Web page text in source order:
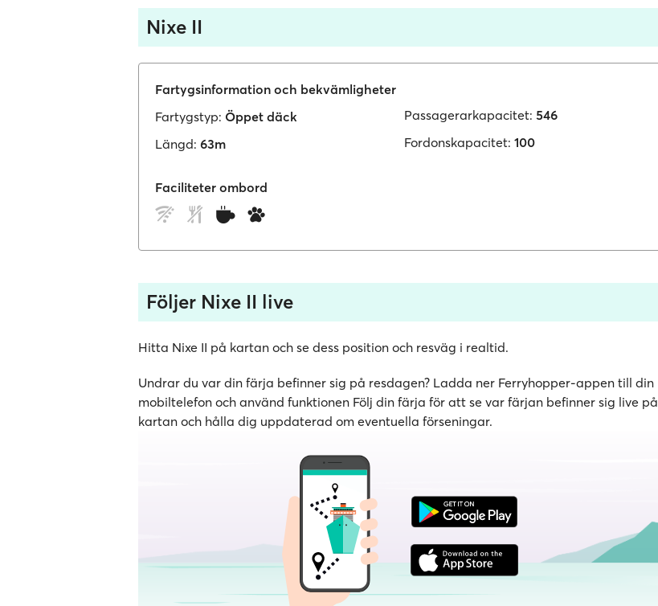
Nixe II
Fartygsinformation och bekvämligheter
Fartygstyp: Öppet däck
Längd: 63m
Passagerarkapacitet: 546
Fordonskapacitet: 100
Faciliteter ombord
Följer Nixe II live
Hitta Nixe II på kartan och se dess position och resväg i realtid.
Undrar du var din färja befinner sig på resdagen? Ladda ner Ferryhopper-appen till din
mobiltelefon och använd funktionen Följ din färja för att se var färjan befinner sig live på
kartan och hålla dig uppdaterad om eventuella förseningar.